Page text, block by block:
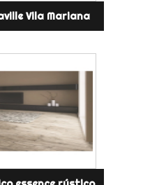
Vila Mariana